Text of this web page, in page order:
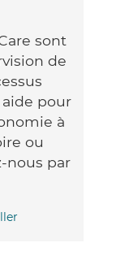
sont
de
pour
à
ou
nous par